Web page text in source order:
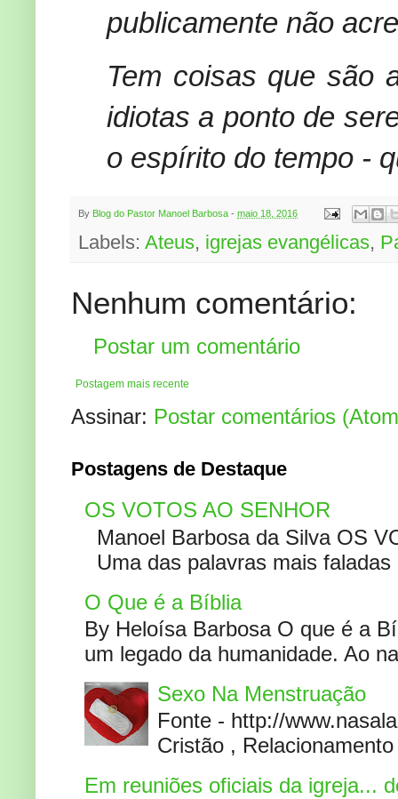
publicamente não
Tem coisas que são
idiotas a ponto de
o espírito do tempo -
By Blog do Pastor Manoel Barbosa - maio 18, 2016
Labels: Ateus, igrejas evangélicas,
Nenhum comentário:
Postar um comentário
Postagem mais recente
Assinar: Postar comentários
Postagens de Destaque
OS VOTOS AO SENHOR
Manoel Barbosa da Silva OS
Uma das palavras mais
O Que é a Bíblia
By Heloísa Barbosa O que é a
um legado da humanidade. Ao
Sexo Na Menstruação
Fonte - http://
Cristão ,
Em reuniões oficiais da igreja...